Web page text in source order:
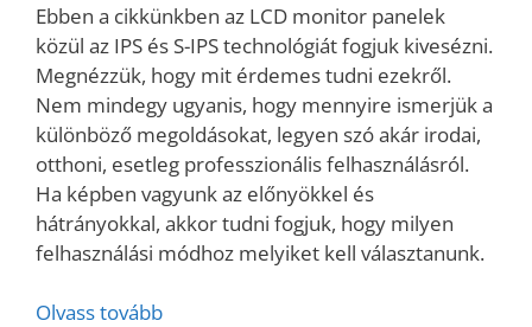
Ebben a cikkünkben az LCD monitor panelek
közül az IPS és S-IPS technológiát fogjuk kivesézni.
Megnézzük, hogy mit érdemes tudni ezekről.
Nem mindegy ugyanis, hogy mennyire ismerjük a
különböző megoldásokat, legyen szó akár irodai,
otthoni, esetleg professzionális felhasználásról.
Ha képben vagyunk az előnyökkel és
hátrányokkal, akkor tudni fogjuk, hogy milyen
felhasználási módhoz melyiket kell választanunk.
Olvass tovább